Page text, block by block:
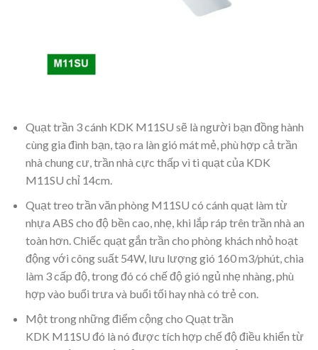
Quạt trần 3 cánh KDK M11SU sẽ là người bạn đồng hành
cùng gia đình bạn, tạo ra làn gió mát mẻ, phù hợp cả trần
nhà chung cư, trần nhà cực thấp vì ti quạt của KDK
M11SU chỉ 14cm.
Quạt treo trần văn phòng M11SU có cánh quạt làm từ
nhựa ABS cho độ bền cao, nhẹ, khi lắp ráp trên trần nhà an
toàn hơn. Chiếc quạt gắn trần cho phòng khách nhỏ hoạt
động với công suất 54W, lưu lượng gió 160 m3/phút, chia
làm 3 cấp độ, trong đó có chế độ gió ngủ nhẹ nhàng, phù
hợp vào buổi trưa và buổi tối hay nhà có trẻ con.
Một trong những điểm cộng cho Quạt trần
KDK M11SU đó là nó được tích hợp chế độ điều khiển từ